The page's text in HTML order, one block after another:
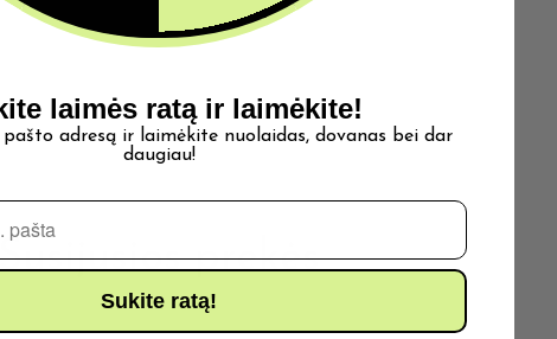
prekės
laimės ratą ir laimėkite!
pašto adresą ir laimėkite nuolaidas, dovanas bei dar
daugiau!
Sukite ratą!